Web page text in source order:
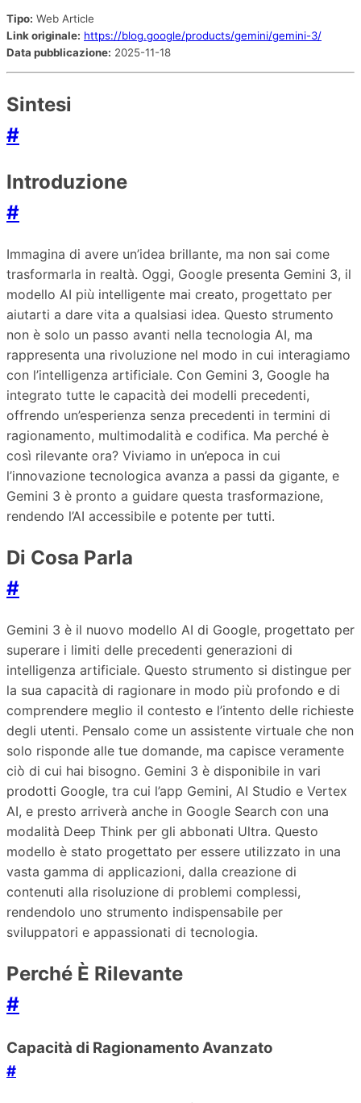
Tipo: Web Article
Link originale: https://blog.google/products/gemini/gemini-3/
Data pubblicazione: 2025-11-18
Sintesi
#
Introduzione
#
Immagina di avere un’idea brillante, ma non sai come
trasformarla in realtà. Oggi, Google presenta Gemini 3, il
modello AI più intelligente mai creato, progettato per
aiutarti a dare vita a qualsiasi idea. Questo strumento
non è solo un passo avanti nella tecnologia AI, ma
rappresenta una rivoluzione nel modo in cui interagiamo
con l’intelligenza artificiale. Con Gemini 3, Google ha
integrato tutte le capacità dei modelli precedenti,
offrendo un’esperienza senza precedenti in termini di
ragionamento, multimodalità e codifica. Ma perché è
così rilevante ora? Viviamo in un’epoca in cui
l’innovazione tecnologica avanza a passi da gigante, e
Gemini 3 è pronto a guidare questa trasformazione,
rendendo l’AI accessibile e potente per tutti.
Di Cosa Parla
#
Gemini 3 è il nuovo modello AI di Google, progettato per
superare i limiti delle precedenti generazioni di
intelligenza artificiale. Questo strumento si distingue per
la sua capacità di ragionare in modo più profondo e di
comprendere meglio il contesto e l’intento delle richieste
degli utenti. Pensalo come un assistente virtuale che non
solo risponde alle tue domande, ma capisce veramente
ciò di cui hai bisogno. Gemini 3 è disponibile in vari
prodotti Google, tra cui l’app Gemini, AI Studio e Vertex
AI, e presto arriverà anche in Google Search con una
modalità Deep Think per gli abbonati Ultra. Questo
modello è stato progettato per essere utilizzato in una
vasta gamma di applicazioni, dalla creazione di
contenuti alla risoluzione di problemi complessi,
rendendolo uno strumento indispensabile per
sviluppatori e appassionati di tecnologia.
Perché È Rilevante
#
Capacità di Ragionamento Avanzato
#